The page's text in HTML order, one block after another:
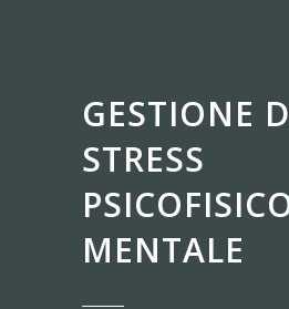
GESTIONE
STRESS
MENTALE